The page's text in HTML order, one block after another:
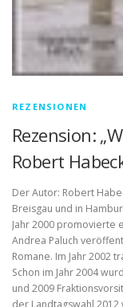
REZENSIONEN
Rezension:
Robert
Der Autor: Robert
Breisgau und in
Jahr 2000 promovierte
Andrea Paluch
Romane. Im Jahr 2002
Schon im Jahr 2004
und 2009